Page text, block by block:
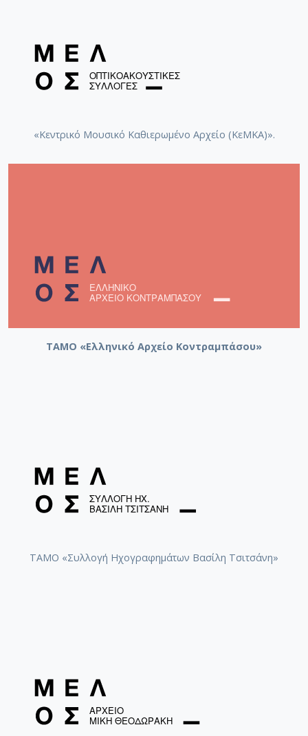
«Κεντρικό Μουσικό Καθιερωμένο Αρχείο (ΚεΜΚΑ)».
ΤΑΜΟ «Ελληνικό Αρχείο Κοντραμπάσου»
ΤΑΜΟ «Συλλογή Ηχογραφημάτων Βασίλη Τσιτσάνη»